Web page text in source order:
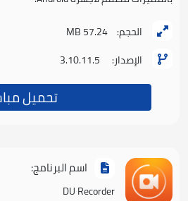
الحجم: 57.24 MB
الإصدار:
3.10.11.5
تحميل
اسم البرنامج:
DU Recorder